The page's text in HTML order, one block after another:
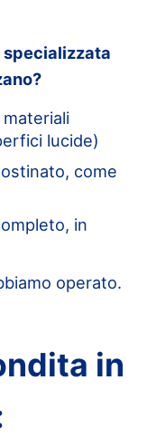
specializzata
lucide)
come
in
operato.
in